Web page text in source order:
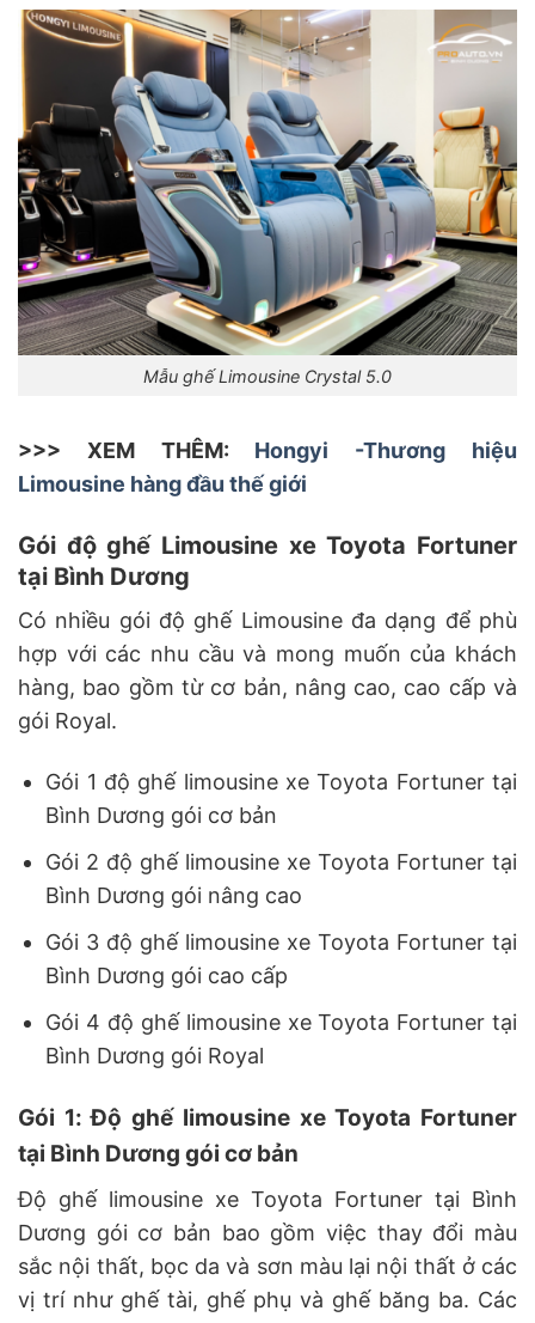
Mẫu ghế Limousine Crystal 5.0
>>> XEM THÊM: Hongyi -Thương hiệu
Limousine hàng đầu thế giới
Gói độ ghế Limousine xe Toyota Fortuner
tại Bình Dương
Có nhiều gói độ ghế Limousine đa dạng để phù
hợp với các nhu cầu và mong muốn của khách
hàng, bao gồm từ cơ bản, nâng cao, cao cấp và
gói Royal.
Gói 1 độ ghế limousine xe Toyota Fortuner tại
Bình Dương gói cơ bản
Gói 2 độ ghế limousine xe Toyota Fortuner tại
Bình Dương gói nâng cao
Gói 3 độ ghế limousine xe Toyota Fortuner tại
Bình Dương gói cao cấp
Gói 4 độ ghế limousine xe Toyota Fortuner tại
Bình Dương gói Royal
Gói 1: Độ ghế limousine xe Toyota Fortuner
tại Bình Dương gói cơ bản
Độ ghế limousine xe Toyota Fortuner tại Bình
Dương gói cơ bản bao gồm việc thay đổi màu
sắc nội thất, bọc da và sơn màu lại nội thất ở các
vị trí như ghế tài, ghế phụ và ghế băng ba. Các